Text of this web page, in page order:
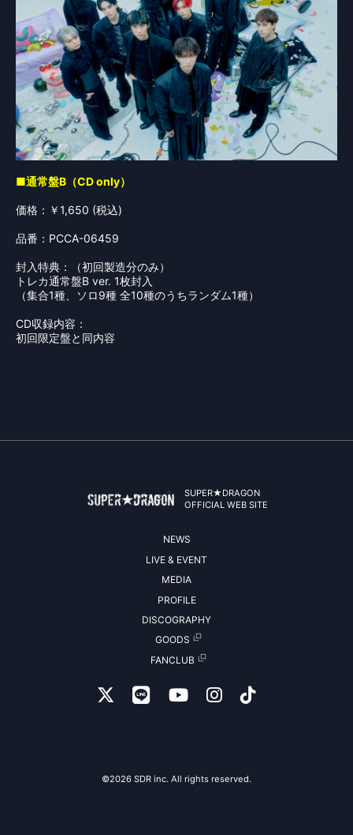
■通常盤B（CD only）
価格：￥1,650 (税込)
品番：PCCA-06459
封入特典：（初回製造分のみ）
トレカ通常盤B ver. 1枚封入
（集合1種、ソロ9種 全10種のうちランダム1種）
CD収録内容：
初回限定盤と同内容
SUPER★DRAGON
OFFICIAL WEB SITE
NEWS
LIVE & EVENT
MEDIA
PROFILE
DISCOGRAPHY
GOODS
FANCLUB
©2026 SDR inc. All rights reserved.